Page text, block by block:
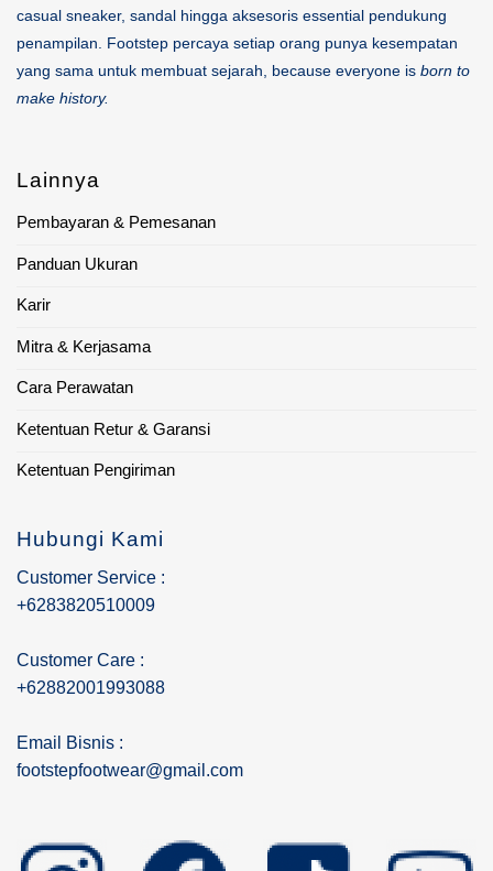
casual sneaker, sandal hingga aksesoris essential pendukung
penampilan. Footstep percaya setiap orang punya kesempatan
yang sama untuk membuat sejarah, because everyone is born to
make history.
Lainnya
Pembayaran & Pemesanan
Panduan Ukuran
Karir
Mitra & Kerjasama
Cara Perawatan
Ketentuan Retur & Garansi
Ketentuan Pengiriman
Hubungi Kami
Customer Service :
+6283820510009
Customer Care :
+62882001993088
Email Bisnis :
footstepfootwear@gmail.com